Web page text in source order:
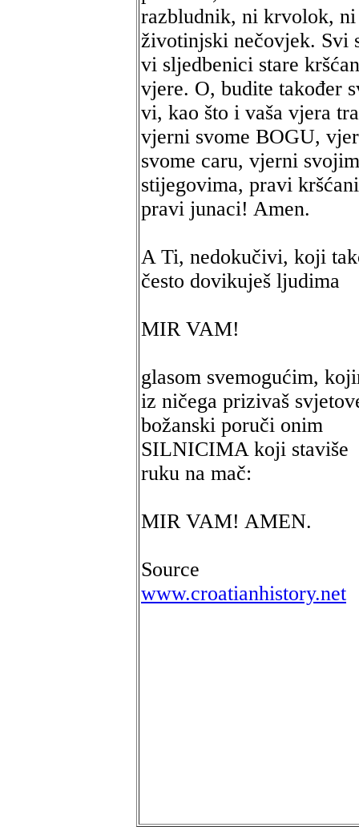
razbludnik, ni krvolok, ni
životinjski nečovjek. Svi
vi sljedbenici stare
vjere. O, budite također
vi, kao što i vaša vjera
vjerni svome BOGU,
svome caru, vjerni svojim
stijegovima, pravi
pravi junaci! Amen.
A Ti, nedokučivi, koji
često dovikuješ ljudima
MIR VAM!
glasom svemogućim,
iz ničega prizivaš
božanski poruči onim
SILNICIMA koji staviše
ruku na mač:
MIR VAM! AMEN.
Source
www.croatianhistory.net